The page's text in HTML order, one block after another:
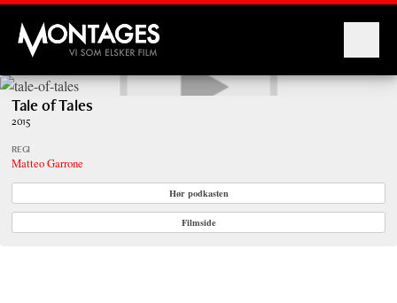
Montages
Tale of Tales
2015
REGI
Matteo Garrone
Hør podkasten
Filmside